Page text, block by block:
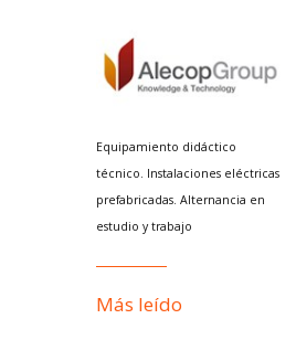
Equipamiento didáctico
técnico. Instalaciones eléctricas
prefabricadas. Alternancia en
estudio y trabajo
Más leído